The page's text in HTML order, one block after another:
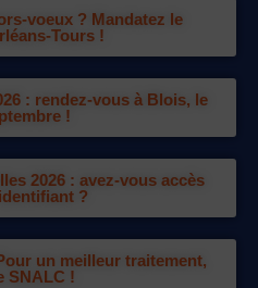
voeux ? Mandatez le
Tours !
: rendez-vous à Blois, le
!
2026 : avez-vous accès
?
un meilleur traitement,
SNALC !